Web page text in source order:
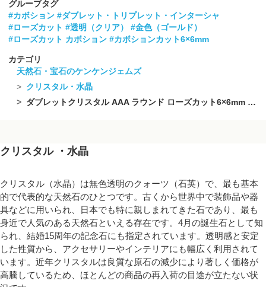
グループタグ
#カボション #ダブレット・トリプレット・インターシャ
#ローズカット #透明（クリア）
#金色（ゴールド）
#ローズカット カボション #カボションカット6×6mm
カテゴリ
天然石・宝石のケンケンジェムズ
クリスタル・水晶
ダブレットクリスタル AAA ラウンド ローズカット6×6mm ゴールド 5個
クリスタル ・水晶
クリスタル（水晶）は無色透明のクォーツ（石英）で、最も基本
的で代表的な天然石のひとつです。古くから世界中で装飾品や器
具などに用いられ、日本でも特に親しまれてきた石であり、最も
身近で人気のある天然石といえる存在です。4月の誕生石として知
られ、結婚15周年の記念石にも指定されています。透明感と安定
した性質から、アクセサリーやインテリアにも幅広く利用されて
います。近年クリスタルは良質な原石の減少により著しく価格が
高騰しているため、ほとんどの商品の再入荷の目途が立たない状